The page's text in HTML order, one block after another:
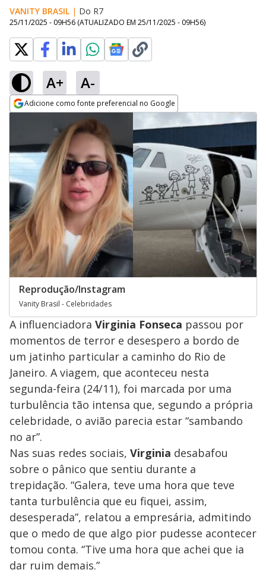
VANITY BRASIL | Do R7
25/11/2025 - 09H56 (ATUALIZADO EM 25/11/2025 - 09H56)
A+ A-
Adicione como fonte preferencial no Google
Opens in new window
Reprodução/Instagram
Vanity Brasil - Celebridades
A influenciadora Virginia Fonseca passou por
momentos de terror e desespero a bordo de
um jatinho particular a caminho do Rio de
Janeiro. A viagem, que aconteceu nesta
segunda-feira (24/11), foi marcada por uma
turbulência tão intensa que, segundo a própria
celebridade, o avião parecia estar “sambando
no ar”.
Nas suas redes sociais, Virginia desabafou
sobre o pânico que sentiu durante a
trepidação. “Galera, teve uma hora que teve
tanta turbulência que eu fiquei, assim,
desesperada”, relatou a empresária, admitindo
que o medo de que algo pior pudesse acontecer
tomou conta. “Tive uma hora que achei que ia
dar ruim demais.”